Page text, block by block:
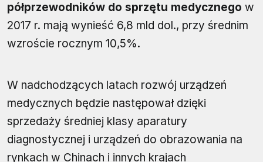
półprzewodników do sprzętu medycznego w
2017 r. mają wynieść 6,8 mld dol., przy średnim
wzroście rocznym 10,5%.
W nadchodzących latach rozwój urządzeń
medycznych będzie następował dzięki
sprzedaży średniej klasy aparatury
diagnostycznej i urządzeń do obrazowania na
rynkach w Chinach i innych krajach